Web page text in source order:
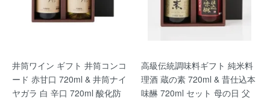
井筒ワイン ギフト 井筒コンコ
ード 赤甘口 720ml & 井筒ナイ
ヤガラ 白 辛口 720ml 酸化防
高級伝統調味料ギフト 純米料
理酒 蔵の素 720ml & 昔仕込本
味醂 720ml セット 母の日 父